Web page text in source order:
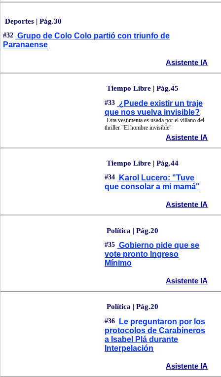
Deportes | Pág.30
#32 Grupo de Colo Colo partió con triunfo de
Paranaense
Asistente IA
Tiempo Libre | Pág.45
#33 ¿Puede existir un traje
que nos vuelva invisible?
Esta vestimenta es usada por el villano del
thriller "El hombre invisible"
Asistente IA
Tiempo Libre | Pág.44
#34
Karol Lucero: "Tuve
que consolar a mi mamá"
Asistente IA
Política | Pág.20
#35 Gobierno pide que se
vote pronto Ingreso
Mínimo
Asistente IA
Política | Pág.20
#36
Le preguntaron por los
protocolos de Carabineros
a Isabel Plá durante
Interpelación
Asistente IA